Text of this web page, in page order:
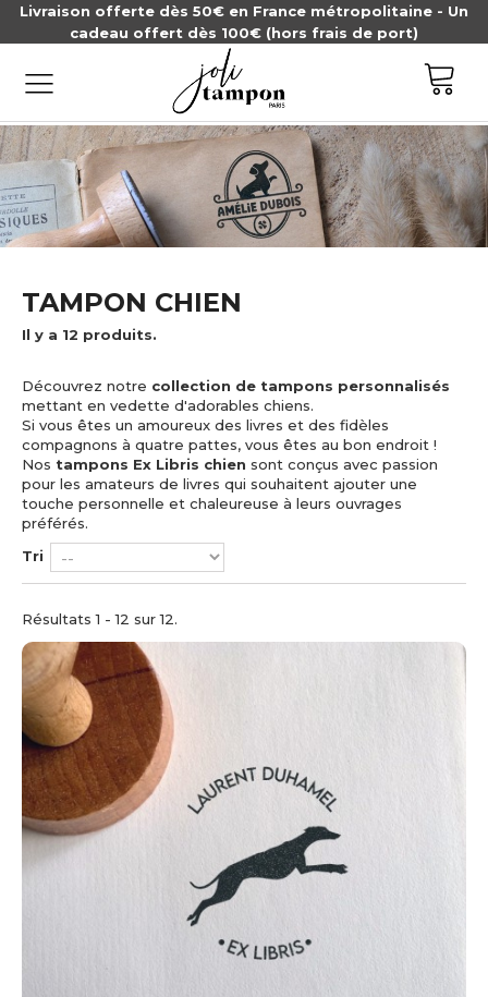
Livraison offerte dès 50€ en France métropolitaine - Un
cadeau offert dès 100€ (hors frais de port)
TAMPON CHIEN
Il y a 12 produits.
Découvrez notre collection de tampons personnalisés
mettant en vedette d'adorables chiens.
Si vous êtes un amoureux des livres et des fidèles
compagnons à quatre pattes, vous êtes au bon endroit !
Nos tampons Ex Libris chien sont conçus avec passion
pour les amateurs de livres qui souhaitent ajouter une
touche personnelle et chaleureuse à leurs ouvrages
préférés.
Tri
Résultats 1 - 12 sur 12.